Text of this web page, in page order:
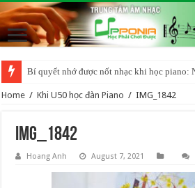
Bí quyết nhớ được nốt nhạc khi học piano:
Home / Khi U50 học đàn Piano / IMG_1842
IMG_1842
Hoang Anh August 7, 2021